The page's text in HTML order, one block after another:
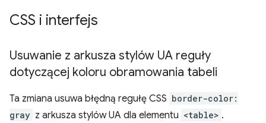
CSS i interfejs
Usuwanie z arkusza stylów UA reguły
dotyczącej koloru obramowania tabeli
Ta zmiana usuwa błędną regułę CSS border-color:
gray z arkusza stylów UA dla elementu <table> .